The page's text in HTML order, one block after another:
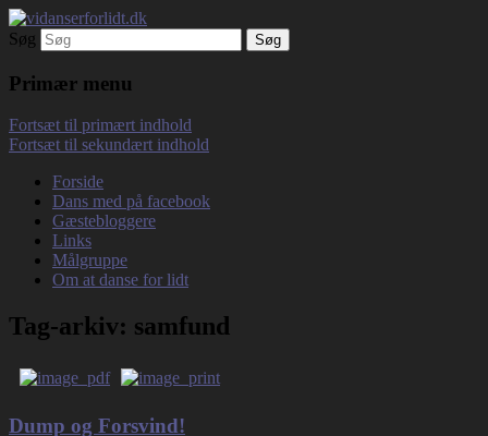
vidanserforlidt.dk
Debatterende tekster med filosofisk tilsnit
om hverdagens glæder og genvordigheder
Søg
Primær menu
Fortsæt til primært indhold
Fortsæt til sekundært indhold
Forside
Dans med på facebook
Gæstebloggere
Links
Målgruppe
Om at danse for lidt
Tag-arkiv: samfund
Dump og Forsvind!